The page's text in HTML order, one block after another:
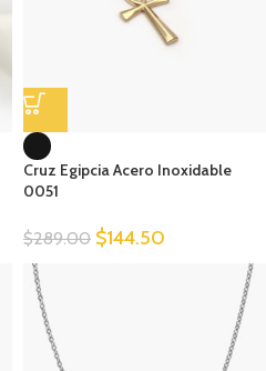
Cruz Egipcia Acero Inoxidable
0051
$289.00 $144.50